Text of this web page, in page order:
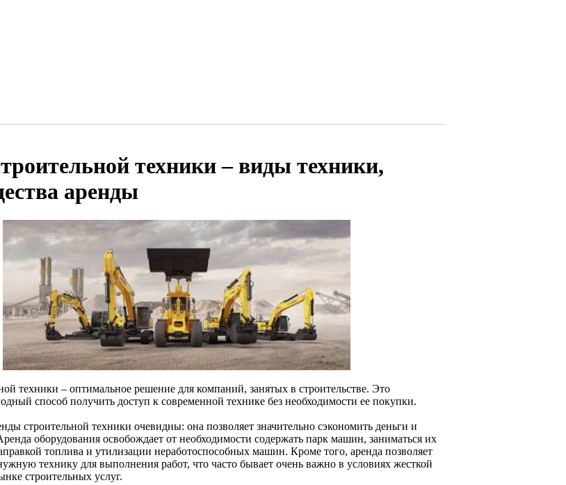
техники – виды техники,
аренды
техники – оптимальное решение для компаний, занятых в строительстве. Это
способ получить доступ к современной технике без необходимости ее покупки.
строительной техники очевидны: она позволяет значительно сэкономить деньги и
оборудования освобождает от необходимости содержать парк машин, заниматься их
топлива и утилизации неработоспособных машин. Кроме того, аренда позволяет
технику для выполнения работ, что часто бывает очень важно в условиях жесткой
строительных услуг.